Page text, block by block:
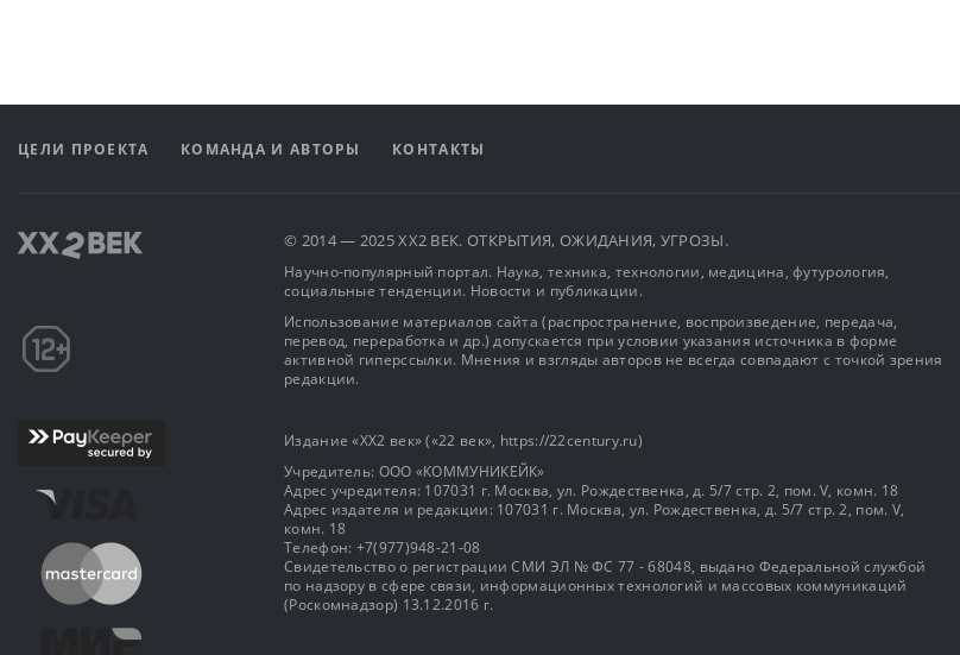
ЦЕЛИ ПРОЕКТА КОМАНДА И АВТОРЫ КОНТАКТЫ
© 2014 — 2025 XX2 ВЕК. ОТКРЫТИЯ, ОЖИДАНИЯ, УГРОЗЫ.
Научно-популярный портал. Наука, техника, технологии, медицина, футурология,
социальные тенденции. Новости и публикации.
Использование материалов сайта (распространение, воспроизведение, передача,
перевод, переработка и др.) допускается при условии указания источника в форме
активной гиперссылки. Мнения и взгляды авторов не всегда совпадают с точкой зрения
редакции.
Издание «XX2 век» («22 век», https://22century.ru)
Учредитель: OOO «КОММУНИКЕЙК»
Адрес учредителя: 107031 г. Москва, ул. Рождественка, д. 5/7 стр. 2, пом. V, комн. 18
Адрес издателя и редакции: 107031 г. Москва, ул. Рождественка, д. 5/7 стр. 2, пом. V,
комн. 18
Телефон: +7(977)948-21-08
Свидетельство о регистрации СМИ ЭЛ № ФС 77 - 68048, выдано Федеральной службой
по надзору в сфере связи, информационных технологий и массовых коммуникаций
(Роскомнадзор) 13.12.2016 г.